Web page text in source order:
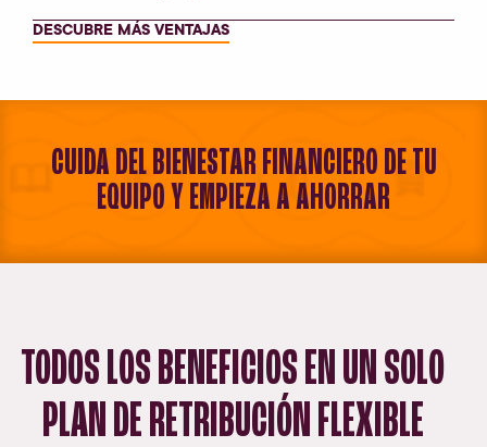
DESCUBRE MÁS VENTAJAS
CUIDA DEL BIENESTAR FINANCIERO DE TU
EQUIPO Y EMPIEZA A AHORRAR
TODOS LOS BENEFICIOS EN UN SOLO
PLAN DE RETRIBUCIÓN FLEXIBLE